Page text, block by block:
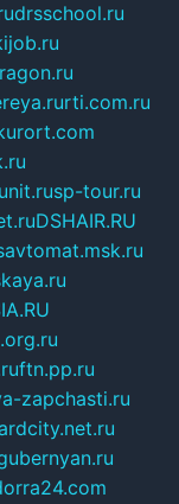
drsschool.ru
rti.com.ru
sp-tour.ru
DSHAIR.RU
ftn.pp.ru
zapchasti.ru